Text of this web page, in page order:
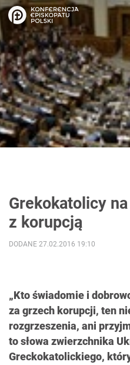
Grekokatolicy
z korupcją
„Kto świadomie i
za grzech korupcji, ten
rozgrzeszenia, ani
to słowa zwierzchnika
Greckokatolickiego,
DODANE 27.02.2016 19:10